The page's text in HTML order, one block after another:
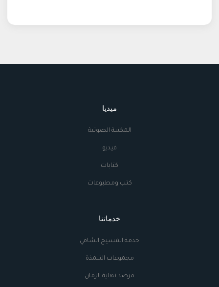
ميديا
المكتبة الصوتية
فيديو
كتابات
كتب ومطبوعات
خدماتنا
خدمة المسيح الشافي
مجموعات التلمذة
مرصد نهاية الزمان